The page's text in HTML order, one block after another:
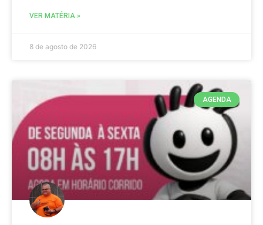
VER MATÉRIA »
8 de agosto de 2026
AGENDA